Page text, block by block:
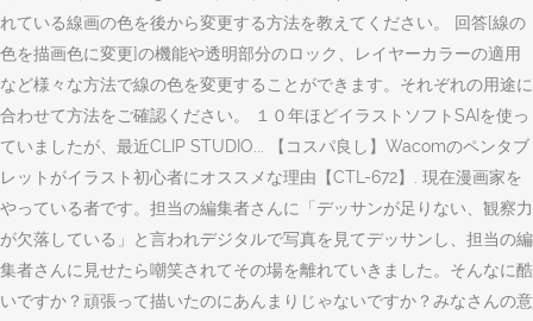
れている線画の色を後から変更する方法を教えてください。 回答[線の
色を描画色に変更]の機能や透明部分のロック、レイヤーカラーの適用
など様々な方法で線の色を変更することができます。それぞれの用途に
合わせて方法をご確認ください。 １０年ほどイラストソフトSAIを使っ
ていましたが、最近CLIP STUDIO... 【コスパ良し】Wacomのペンタブ
レットがイラスト初心者にオススメな理由【CTL-672】. 現在漫画家を
やっている者です。担当の編集者さんに「デッサンが足りない、観察力
が欠落している」と言われデジタルで写真を見てデッサンし、担当の編
集者さんに見せたら嘲笑されてその場を離れていきました。そんなに酷
いですか？頑張って描いたのにあんまりじゃないですか？みなさんの意